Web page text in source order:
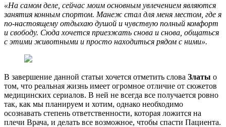
«На самом деле, сейчас моим основным увлечением являются
занятия конным спортом. Манеж стал для меня местом, где я
по-настоящему отдыхаю душой и чувствую полный комфорт
и свободу. Сюда хочется приезжать снова и снова, общаться
с этими животными и просто находиться рядом с ними».
В завершение данной статьи хочется отметить слова Златы о
том, что реальная жизнь имеет огромное отличие от сюжетов
медицинских сериалов. В ней не всегда все получается ровно
так, как мы планируем и хотим, однако необходимо
осознавать степень ответственности, которая ложится на
плечи Врача, и делать все возможное, чтобы спасти Пациента.